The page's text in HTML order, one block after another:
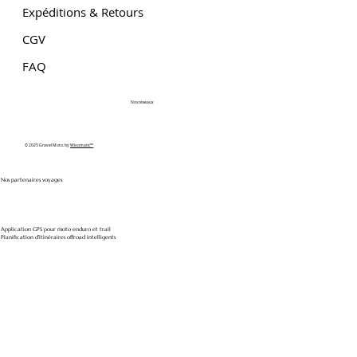
Expéditions & Retours
CGV
FAQ
Nos partenaires voyages
Application GPS pour moto enduro et trail
Planification d'itinéraires offroad intelligents
© 2025 Gravel Moto. byWixomatic™
Nos réseaux